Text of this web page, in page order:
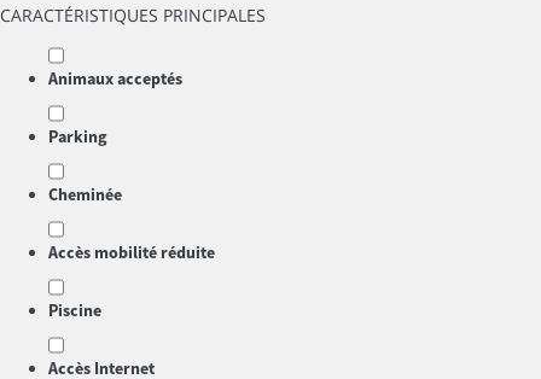
CARACTÉRISTIQUES PRINCIPALES
Animaux acceptés
Parking
Cheminée
Accès mobilité réduite
Piscine
Accès Internet